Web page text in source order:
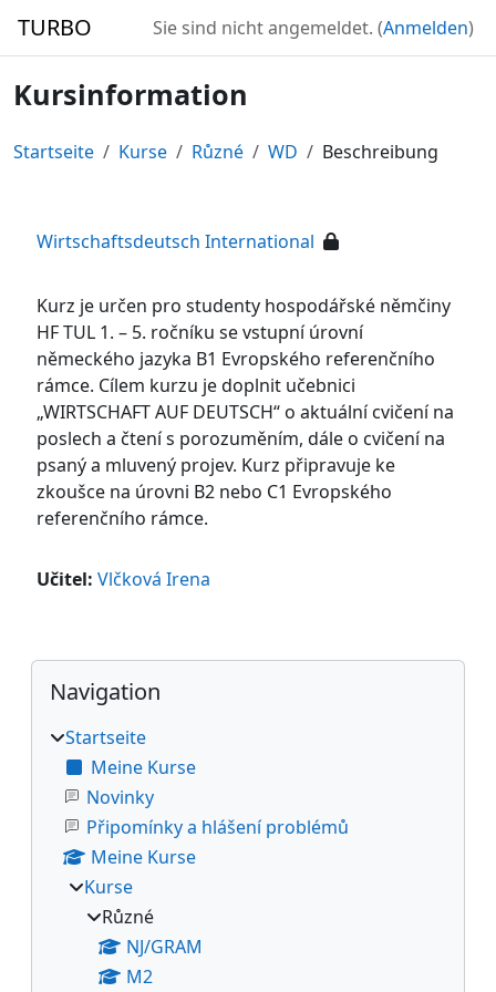
TURBO Sie sind nicht angemeldet. (Anmelden)
Kursinformation
Startseite Kurse Různé WD Beschreibung
Wirtschaftsdeutsch International
Kurz je určen pro studenty hospodářské němčiny
HF TUL 1. – 5. ročníku se vstupní úrovní
německého jazyka B1 Evropského referenčního
rámce. Cílem kurzu je doplnit učebnici
„WIRTSCHAFT AUF DEUTSCH“ o aktuální cvičení na
poslech a čtení s porozuměním, dále o cvičení na
psaný a mluvený projev. Kurz připravuje ke
zkoušce na úrovni B2 nebo C1 Evropského
referenčního rámce.
Učitel: Vlčková Irena
Blöcke
Navigation überspringen
Navigation
Startseite
Meine Kurse
Novinky
Připomínky a hlášení problémů
Meine Kurse
Kurse
Různé
NJ/GRAM
M2